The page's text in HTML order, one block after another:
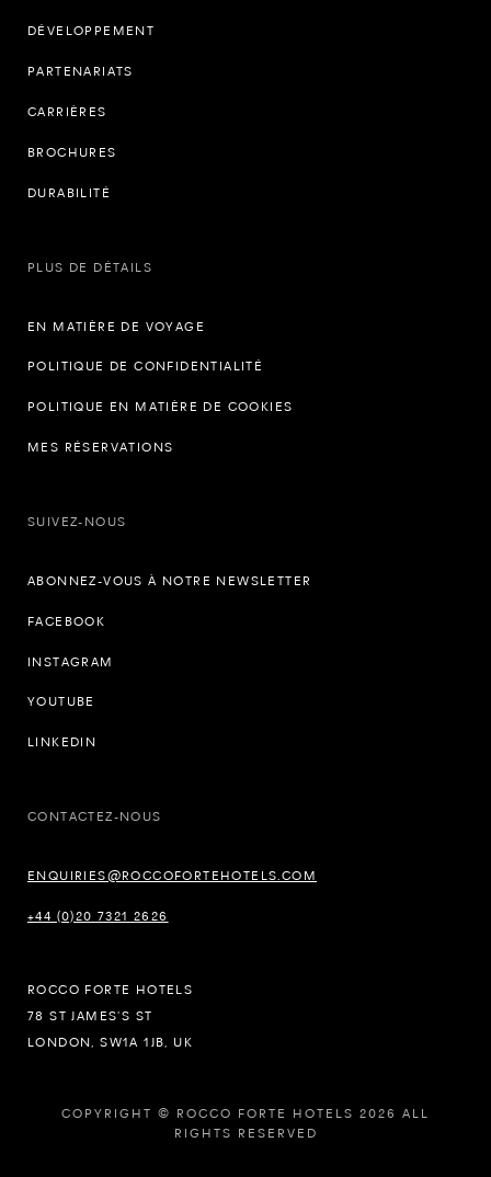
DÉVELOPPEMENT
PARTENARIATS
CARRIÈRES
BROCHURES
DURABILITÉ
PLUS DE DÉTAILS
EN MATIÈRE DE VOYAGE
POLITIQUE DE CONFIDENTIALITÉ
POLITIQUE EN MATIÈRE DE COOKIES
MES RÉSERVATIONS
SUIVEZ-NOUS
ABONNEZ-VOUS À NOTRE NEWSLETTER
FACEBOOK
INSTAGRAM
YOUTUBE
LINKEDIN
CONTACTEZ-NOUS
ENQUIRIES@ROCCOFORTEHOTELS.COM
+44 (0)20 7321 2626
ROCCO FORTE HOTELS
78 ST JAMES’S ST
LONDON, SW1A 1JB, UK
COPYRIGHT © ROCCO FORTE HOTELS 2026 ALL
RIGHTS RESERVED